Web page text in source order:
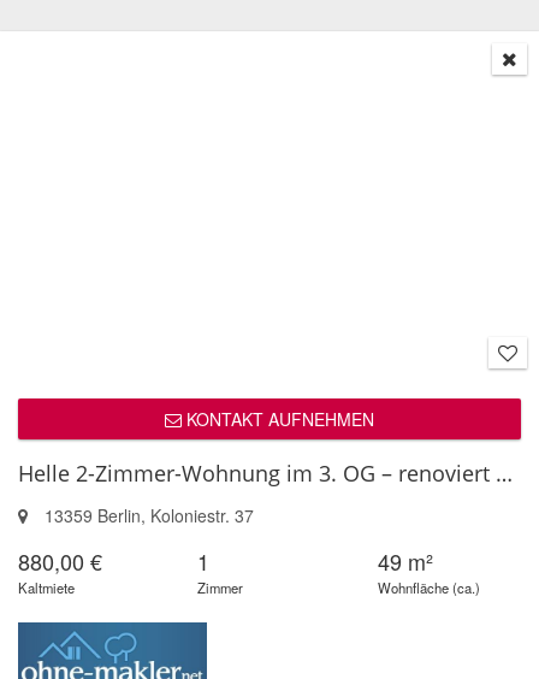
KONTAKT AUFNEHMEN
Helle 2-Zimmer-Wohnung im 3. OG – renoviert & sofort bezugsfrei in Ber...
13359 Berlin, Koloniestr. 37
880,00 €
Kaltmiete
1
Zimmer
49 m²
Wohnfläche (ca.)